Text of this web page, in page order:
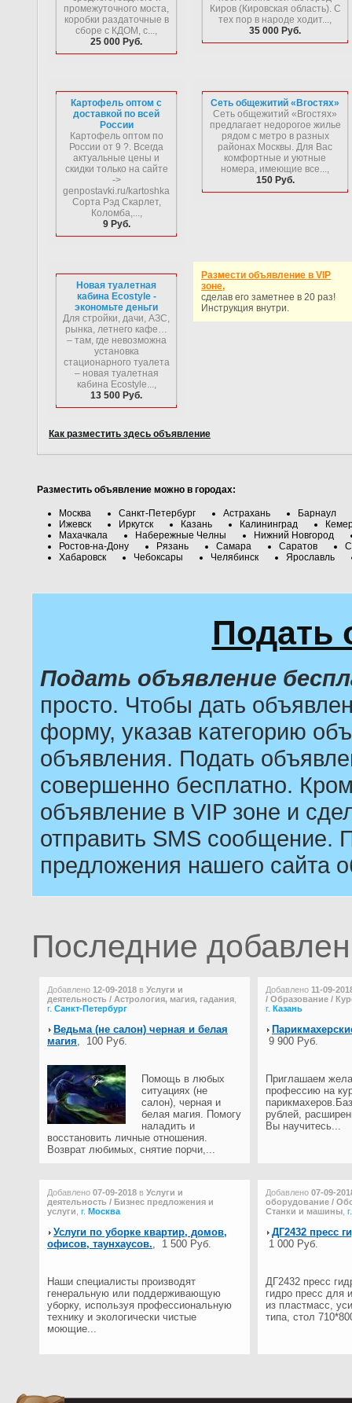
промежуточного моста,
коробки раздаточные в
сборе с КДОМ, с...,
25 000 Руб.
Киров (Кировская область). С
тех пор в народе ходит...,
35 000 Руб.
Картофель оптом с
доставкой по всей
России
Картофель оптом по
России от 9 ?. Всегда
актуальные цены и
скидки только на сайте
->
genpostavki.ru/kartoshka
Сорта Рэд Скарлет,
Коломба,...,
9 Руб.
Сеть общежитий «Вгостях»
Сеть общежитий «Вгостях»
предлагает недорогое жилье
рядом с метро в разных
районах Москвы. Для Вас
комфортные и уютные
номера, имеющие все...,
150 Руб.
Новая туалетная
кабина Ecostyle -
экономьте деньги
Для стройки, дачи, АЗС,
рынка, летнего кафе…
– там, где невозможна
установка
стационарного туалета
– новая туалетная
кабина Ecostyle...,
13 500 Руб.
Размести объявление в VIP
зоне,
сделав его заметнее в 20 раз!
Инструкция внутри.
Как разместить здесь объявление
Разместить объявление можно в городах:
Москва Санкт-Петербург Астрахань
Барнаул
Ижевск
Иркутск Казань Калининград
Махачкала
Набережные Челны
Нижний Новгород
Ростов-на-Дону
Рязань Самара Саратов
Хабаровск
Чебоксары Челябинск Ярославль
Подать
Подать объявление
просто. Чтобы дать
форму, указав категорию
объявления. Подать
совершенно бесплатно.
объявление в VIP зоне и
отправить SMS сообщение.
предложения нашего сайта
Последние
Добавлено 12-09-2018 в Услуги и
деятельность / Астрология, магия, гадания
г. Санкт-Петербург
Ведьма (не салон) черная и белая
магия, 100 Руб.
Помощь в любых
ситуациях (не
салон), черная и
белая магия. Помогу
наладить и
восстановить личные отношения.
Возврат любимых, снятие порчи,...
Добавлено 11-09-
/ Образование /
г. Казань
9 900 Руб.
Приглашаем
профессию на
рублей,
Вы научитесь...
Добавлено 07-09-2018 в Услуги и
деятельность / Бизнес предложения и
услуги г. Москва
Услуги по уборке квартир, домов,
офисов, таунхаусов., 1 500 Руб.
Наши специалисты производят
генеральную или поддерживающую
уборку, используя профессиональную
технику и экологически чистые
моющие...
Добавлено 07-09-
оборудование /
Станки и машины
ДГ2432 пресс
1 000 Руб.
ДГ2432 пресс
гидро пресс для
из пластмасс,
типа, стол